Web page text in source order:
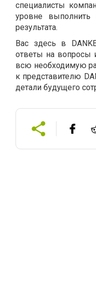
специалисты
уровне выполнить
результата.
Вас здесь в
ответы на вопросы
всю необходимую
к представителю
детали будущего